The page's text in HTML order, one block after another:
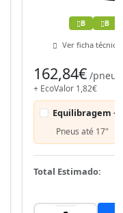
B B
Ver ficha técnica
162,84€ /pneu
+ EcoValor 1,82€
Equilibragem +
Pneus até 17"
Total Estimado: